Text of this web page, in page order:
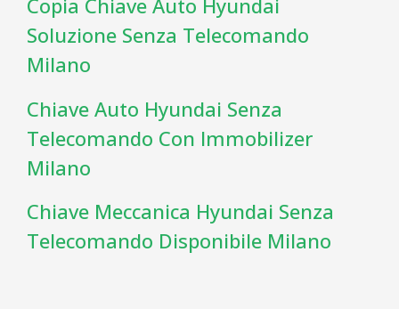
Copia Chiave Auto Hyundai
Soluzione Senza Telecomando
Milano
Chiave Auto Hyundai Senza
Telecomando Con Immobilizer
Milano
Chiave Meccanica Hyundai Senza
Telecomando Disponibile Milano